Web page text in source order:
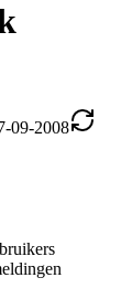
09-2008